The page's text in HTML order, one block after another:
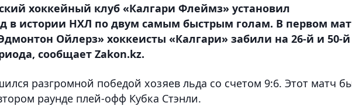
хоккейный клуб «Калгари Флеймз» установил
в истории НХЛ по двум самым быстрым голам. В первом
Ойлерз» хоккеисты «Калгари» забили на 26-й и 50-й
сообщает Zakon.kz.
разгромной победой хозяев льда со счетом 9:6. Этот матч
раунде плей-офф Кубка Стэнли.